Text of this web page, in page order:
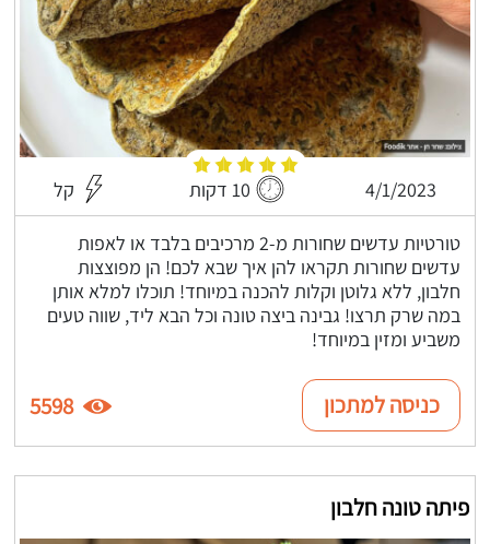
4/1/2023 10 דקות קל
טורטיות עדשים שחורות מ-2 מרכיבים בלבד או לאפות
עדשים שחורות תקראו להן איך שבא לכם! הן מפוצצות
חלבון, ללא גלוטן וקלות להכנה במיוחד! תוכלו למלא אותן
במה שרק תרצו! גבינה ביצה טונה וכל הבא ליד, שווה טעים
משביע ומזין במיוחד!
כניסה למתכון 5598
פיתה טונה חלבון